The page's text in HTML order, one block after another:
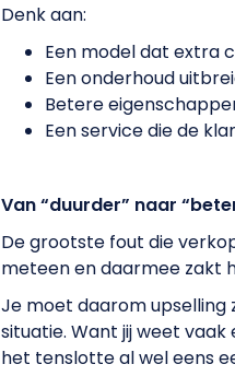
Denk aan:
Een model dat extra
Een onderhoud
Betere
Een service die de
Van “duurder” naar
De grootste fout die
meteen en daarmee zakt
Je moet daarom upselling
situatie. Want jij weet
het tenslotte al wel eens